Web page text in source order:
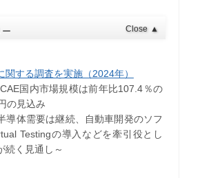
Close ▲
関する調査を実施（2024年）
国内市場規模は前年比107.4％の
の見込み
導体需要は継続、自動車開発のソフ
Testingの導入などを牽引役とし
続く見通し～